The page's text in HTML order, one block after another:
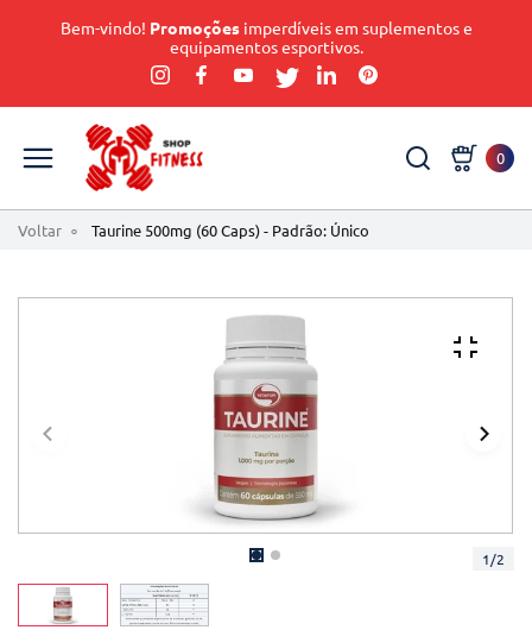
Bem-vindo! Promoçõesimperdíveis em suplementos e
equipamentos esportivos.
0
Voltar Taurine 500mg (60 Caps) - Padrão: Único
1/2